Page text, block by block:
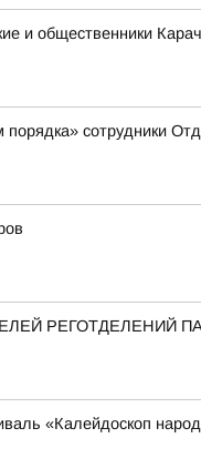
и общественники
сотрудники
РЕГОТДЕЛЕНИЙ
«Калейдоскоп